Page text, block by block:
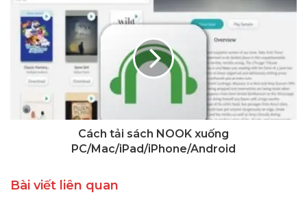
Cách tải sách NOOK xuống
PC/Mac/iPad/iPhone/Android
Bài viết liên quan